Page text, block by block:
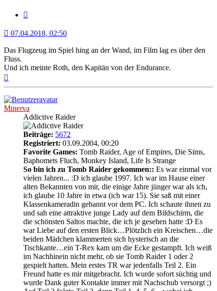
07.04.2018, 02:50
Das Flugzeug im Spiel hing an der Wand, im Film lag es über den
Fluss.
Und ich meinte Roth, den Kapitän von der Endurance.
Minerva
Addictive Raider
Beiträge: 5672
Registriert: 03.09.2004, 00:20
Favorite Games: Tomb Raider, Age of Empires, Die Sims,
Baphomets Fluch, Monkey Island, Life Is Strange
So bin ich zu Tomb Raider gekommen:: Es war einmal vor
vielen Jahren... :D ich glaube 1997. Ich war im Hause einer
alten Bekannten von mir, die einige Jahre jünger war als ich,
ich glaube 10 Jahre in etwa (ich war 15). Sie saß mit einer
Klassenkameradin gebannt vor dem PC. Ich schaute ihnen zu
und sah eine attraktive junge Lady auf dem Bildschirm, die
die schönsten Saltos machte, die ich je gesehen hatte :D Es
war Liebe auf den ersten Blick…Plötzlich ein Kreischen…die
beiden Mädchen klammerten sich hysterisch an die
Tischkante…ein T-Rex kam um die Ecke gestampft. Ich weiß
im Nachhinein nicht mehr, ob sie Tomb Raider 1 oder 2
gespielt hatten. Mein erstes TR war jedenfalls Teil 2. Ein
Freund hatte es mir mitgebracht. Ich wurde sofort süchtig und
wurde Dank guter Kontakte immer mit Nachschub versorgt ;)